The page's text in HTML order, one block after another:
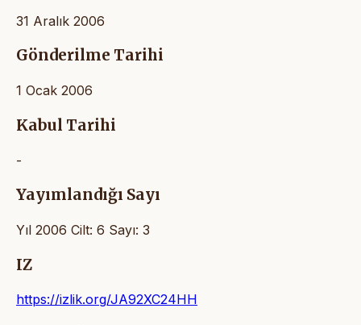
31 Aralık 2006
Gönderilme Tarihi
1 Ocak 2006
Kabul Tarihi
-
Yayımlandığı Sayı
Yıl 2006 Cilt: 6 Sayı: 3
IZ
https://izlik.org/JA92XC24HH